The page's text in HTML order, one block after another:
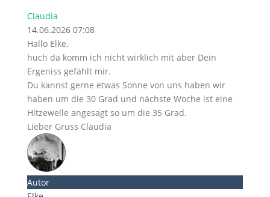
Claudia
14.06.2026 07:08
Hallo Elke,
huch da komm ich nicht wirklich mit aber Dein
Ergeniss gefählt mir.
Du kannst gerne etwas Sonne von uns haben wir
haben um die 30 Grad und nächste Woche ist eine
Hitzewelle angesagt so um die 35 Grad.
Lieber Gruss Claudia
Autor